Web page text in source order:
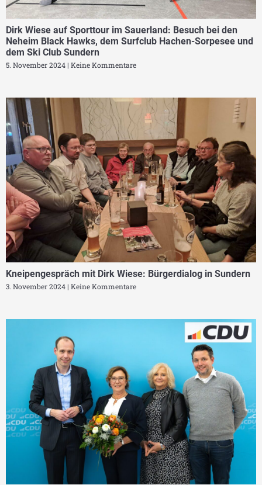
Dirk Wiese auf Sporttour im Sauerland: Besuch bei den
Neheim Black Hawks, dem Surfclub Hachen-Sorpesee und
dem Ski Club Sundern
5. November 2024 Keine Kommentare
Kneipengespräch mit Dirk Wiese: Bürgerdialog in Sundern
3. November 2024 Keine Kommentare